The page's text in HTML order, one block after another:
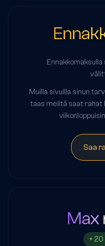
Muilla sivuilla sinun
taas meiltä saat rahat
Saa
Max
+ 20